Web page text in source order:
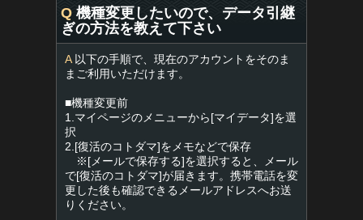
Q 機種変更したいので、データ引継
ぎの方法を教えて下さい
A以下の手順で、現在のアカウントをそのま
まご利用いただけます。
■機種変更前
1.マイページのメニューから[マイデータ]を選
択
2.[復活のコトダマ]をメモなどで保存
※[メールで保存する]を選択すると、メール
で[復活のコトダマ]が届きます。携帯電話を変
更した後も確認できるメールアドレスへお送
りください。